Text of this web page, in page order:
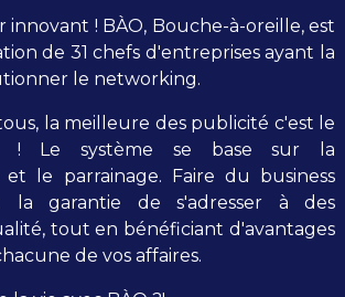
! BÀO, Bouche-à-oreille, est
de 31 chefs d'entreprises ayant la
le networking.
la meilleure des publicité c'est le
! Le système se base sur la
et le parrainage. Faire du business
la garantie de s'adresser à des
tout en bénéficiant d'avantages
de vos affaires.